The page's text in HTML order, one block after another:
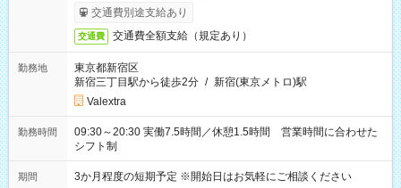
交通費別途支給あり
交通費 交通費全額支給（規定あり）
勤務地
東京都新宿区
新宿三丁目駅から徒歩2分 / 新宿(東京メトロ)駅
Valextra
勤務時間
09:30～20:30 実働7.5時間／休憩1.5時間 営業時間に合わせた
シフト制
期間 3か月程度の短期予定 ※開始日はお気軽にご相談ください